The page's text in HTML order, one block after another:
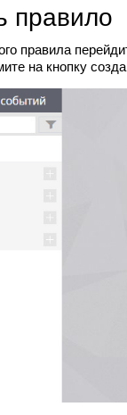
правило
правила
на кнопку